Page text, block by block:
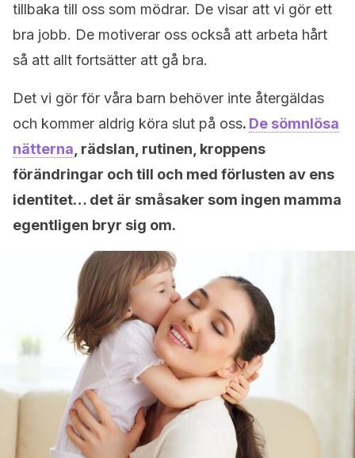
tillbaka till oss som mödrar. De visar att vi gör ett
bra jobb. De motiverar oss också att arbeta hårt
så att allt fortsätter att gå bra.
Det vi gör för våra barn behöver inte återgäldas
och kommer aldrig köra slut på oss. De sömnlösa
nätterna , rädslan, rutinen, kroppens
förändringar och till och med förlusten av ens
identitet… det är småsaker som ingen mamma
egentligen bryr sig om.